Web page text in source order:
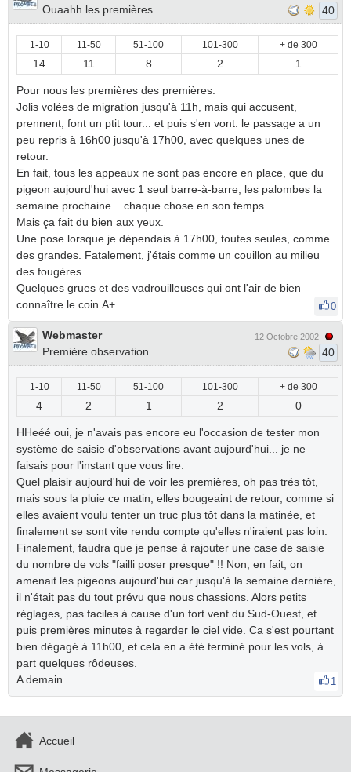
Ouaahh les premières
40
1-10 11-50 51-100 101-300 + de 300
14 11 8 2 1
Pour nous les premières des premières.
Jolis volées de migration jusqu'à 11h, mais qui accusent,
prennent, font un ptit tour... et puis s'en vont. le passage a un
peu repris à 16h00 jusqu'à 17h00, avec quelques unes de
retour.
En fait, tous les appeaux ne sont pas encore en place, que du
pigeon aujourd'hui avec 1 seul barre-à-barre, les palombes la
semaine prochaine... chaque chose en son temps.
Mais ça fait du bien aux yeux.
Une pose lorsque je dépendais à 17h00, toutes seules, comme
des grandes. Fatalement, j'étais comme un couillon au milieu
des fougères.
Quelques grues et des vadrouilleuses qui ont l'air de bien
connaître le coin.A+
0
Webmaster
Première observation
12 Octobre 2002
40
1-10 11-50 51-100 101-300 + de 300
4 2 1 2 0
HHeéé oui, je n'avais pas encore eu l'occasion de tester mon
système de saisie d'observations avant aujourd'hui... je ne
faisais pour l'instant que vous lire.
Quel plaisir aujourd'hui de voir les premières, oh pas trés tôt,
mais sous la pluie ce matin, elles bougeaint de retour, comme si
elles avaient voulu tenter un truc plus tôt dans la matinée, et
finalement se sont vite rendu compte qu'elles n'iraient pas loin.
Finalement, faudra que je pense à rajouter une case de saisie
du nombre de vols "failli poser presque" !! Non, en fait, on
amenait les pigeons aujourd'hui car jusqu'à la semaine dernière,
il n'était pas du tout prévu que nous chassions. Alors petits
réglages, pas faciles à cause d'un fort vent du Sud-Ouest, et
puis premières minutes à regarder le ciel vide. Ca s'est pourtant
bien dégagé à 11h00, et cela en a été terminé pour les vols, à
part quelques rôdeuses.
A demain.
1
Accueil